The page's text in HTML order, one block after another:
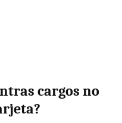
cargos no